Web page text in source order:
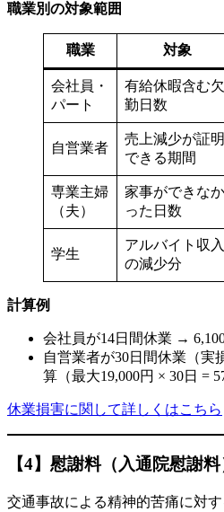
職業別の対象範囲
職業 対象
会社員・
パート
有給休暇含む欠
勤日数
自営業者
売上減少が証明
できる期間
専業主婦
（夫）
家事ができなか
った日数
学生
アルバイト収入
の減少分
計算例
会社員が14日間休業 →
自営業者が30日間休業（
算（最大19,000円 × 30日 =
休業損害に関して詳しくはこちら
【4】慰謝料（入通院慰謝料
交通事故による精神的苦痛に対す